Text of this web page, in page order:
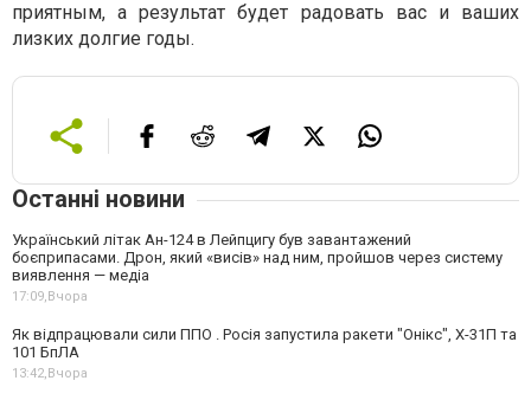
приятным, а результат будет радовать вас и ваших
лизких долгие годы.
Останні новини
Український літак Ан-124 в Лейпцигу був завантажений
боєприпасами. Дрон, який «висів» над ним, пройшов через систему
виявлення — медіа
17:09,Вчора
Як відпрацювали сили ППО . Росія запустила ракети "Онікс", Х-31П та
101 БпЛА
13:42,Вчора